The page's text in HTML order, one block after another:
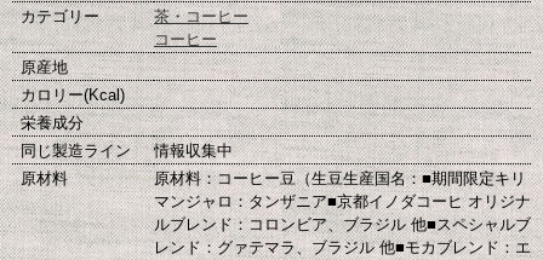
カテゴリー
茶・コーヒー
コーヒー
原産地
カロリー(Kcal)
栄養成分
同じ製造ライン
情報収集中
原材料
原材料：コーヒー豆（生豆生産国名：■期間限定キリ
マンジャロ：タンザニア■京都イノダコーヒ オリジナ
ルブレンド：コロンビア、ブラジル 他■スペシャルブ
レンド：グァテマラ、ブラジル 他■モカブレンド：エ